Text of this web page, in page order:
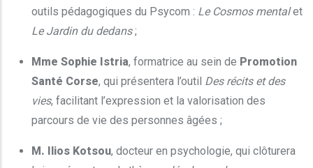
outils pédagogiques du Psycom : Le Cosmos mentalet
Le Jardin du dedans;
Mme Sophie Istria, formatrice au sein de Promotion
Santé Corse, qui présentera l’outil Des récits et des
vies, facilitant l’expression et la valorisation des
parcours de vie des personnes âgées ;
M. Ilios Kotsou, docteur en psychologie, qui clôturera